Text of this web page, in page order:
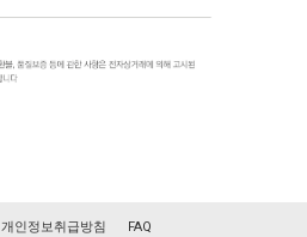
개인정보취급방침 FAQ